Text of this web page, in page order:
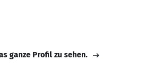
ganze Profil zu sehen.